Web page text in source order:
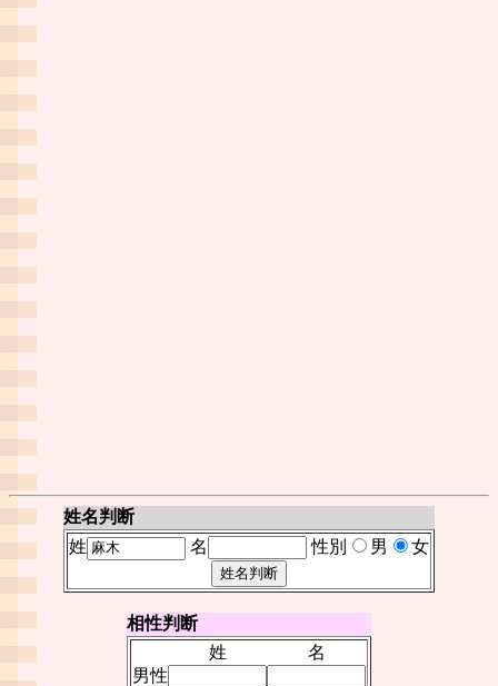
姓名判断
姓
名 性別 男 女
相性判断
姓
名
男性